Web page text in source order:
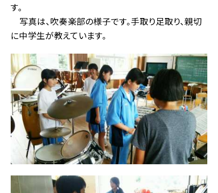
す。
写真は、吹奏楽部の様子です。手取り足取り、親切
に中学生が教えています。